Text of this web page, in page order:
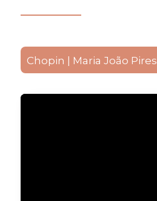
Chopin | Maria João Pires